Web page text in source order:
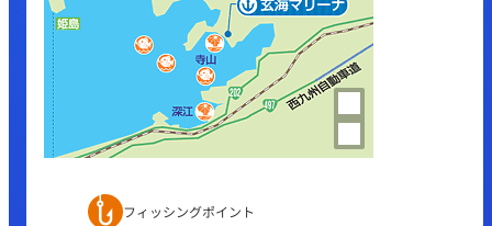
フィッシングポイント